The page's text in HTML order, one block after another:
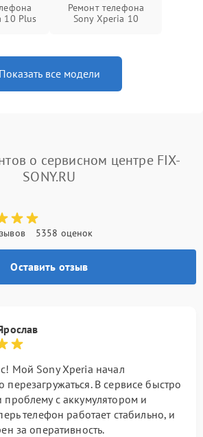
10 Plus
Ремонт телефона
Sony Xperia 10
Показать все модели
о сервисном центре FIX-
SONY.RU
5358 оценок
Оставить отзыв
Мой Sony Xperia начал
перезагружаться. В сервисе быстро
проблему с аккумулятором и
телефон работает стабильно, и
за оперативность.